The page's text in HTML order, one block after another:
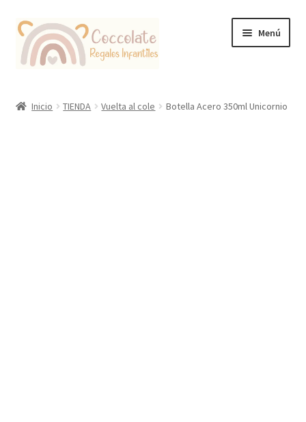
Ir
la
Ir
contenido
Menú
Inicio TIENDA Vuelta al cole Botella Acero 350ml Unicornio